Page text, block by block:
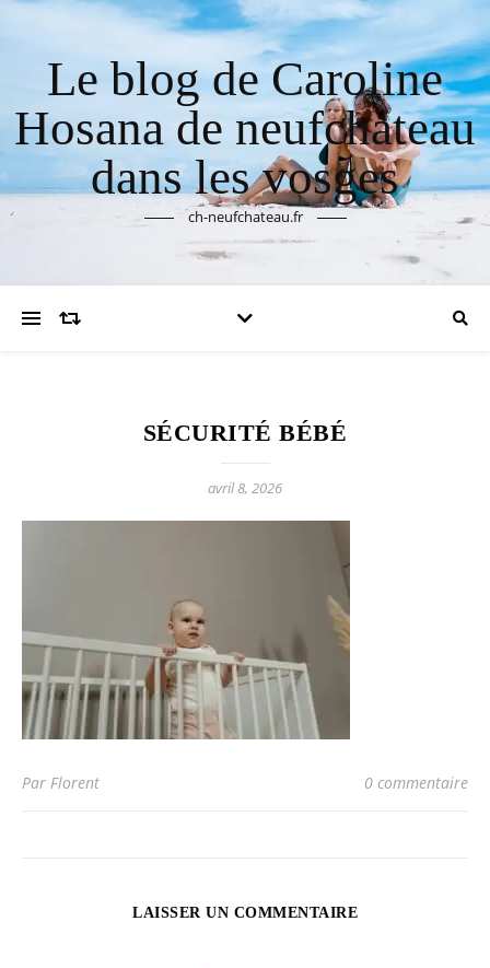
Le blog de Caroline
Hosana de neufchateau
dans les vosges
ch-neufchateau.fr
SÉCURITÉ BÉBÉ
avril 8, 2026
Par Florent 0 commentaire
LAISSER UN COMMENTAIRE